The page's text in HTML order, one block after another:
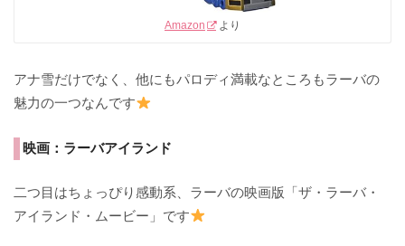
Amazon より
アナ雪だけでなく、他にもパロディ満載なところもラーバの
魅力の一つなんです
映画：ラーバアイランド
二つ目はちょっぴり感動系、ラーバの映画版「ザ・ラーバ・
アイランド・ムービー」です